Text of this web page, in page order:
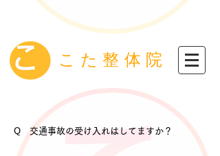
こた整体院
Q 交通事故の受け入れはしてますか？